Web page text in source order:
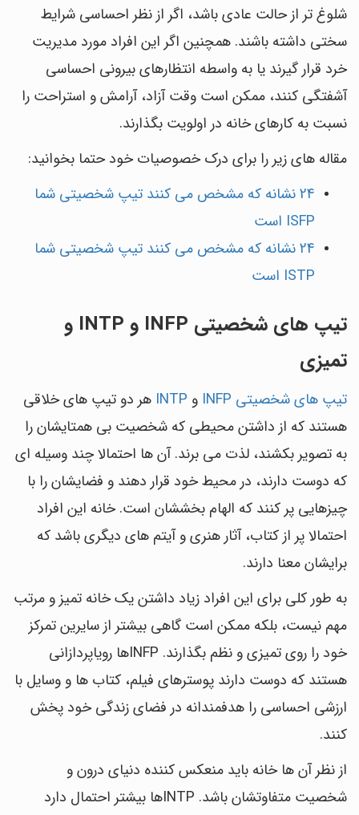
شلوغ تر از حالت عادی باشد، اگر از نظر احساسی شرایط
سختی داشته باشند. همچنین اگر این افراد مورد مدیریت
خرد قرار گیرند یا به واسطه انتظارهای بیرونی احساسی
آشفتگی کنند، ممکن است وقت آزاد، آرامش و استراحت را
نسبت به کارهای خانه در اولویت بگذارند.
مقاله های زیر را برای درک خصوصیات خود حتما بخوانید:
24 نشانه که مشخص می کنند تیپ شخصیتی شما
ISFP است
24 نشانه که مشخص می کنند تیپ شخصیتی شما
ISTP است
تیپ های شخصیتی INFP و INTP و
تمیزی
تیپ های شخصیتی INFP و INTP هر دو تیپ های خلاقی
هستند که از داشتن محیطی که شخصیت بی همتایشان را
به تصویر بکشند، لذت می برند. آن ها احتمالا چند وسیله ای
که دوست دارند، در محیط خود قرار دهند و فضایشان را با
چیزهایی پر کنند که الهام بخششان است. خانه این افراد
احتمالا پر از کتاب، آثار هنری و آیتم های دیگری باشد که
برایشان معنا دارند.
به طور کلی برای این افراد زیاد داشتن یک خانه تمیز و مرتب
مهم نیست، بلکه ممکن است گاهی بیشتر از سایرین تمرکز
خود را روی تمیزی و نظم بگذارند. INFPها رویاپردازانی
هستند که دوست دارند پوسترهای فیلم، کتاب ها و وسایل با
ارزشی احساسی را هدفمندانه در فضای زندگی خود پخش
کنند.
از نظر آن ها خانه باید منعکس کننده دنیای درون و
شخصیت متفاوتشان باشد. INTPها بیشتر احتمال دارد